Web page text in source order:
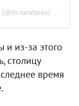
(@its.tarafares) on
и из-за этого
столицу
время